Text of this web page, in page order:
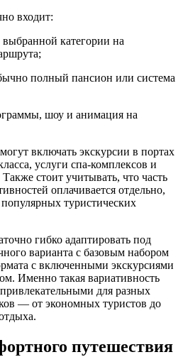
входит:
категории на
полный пансион или система
шоу и анимация на
включать экскурсии в портах
услуги спа-комплексов и
стоит учитывать, что часть
оплачивается отдельно,
туристических
гибко адаптировать под
варианта с базовым набором
с включенными экскурсиями
Именно такая вариативность
для разных
— от экономных туристов до
путешествия